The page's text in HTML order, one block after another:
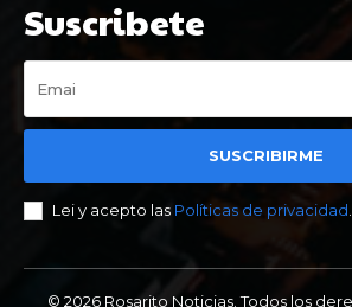
Suscribete
SUSCRIBIRME
Lei y acepto las Políticas de privacidad
© 2026 Rosarito Noticias. Todos los